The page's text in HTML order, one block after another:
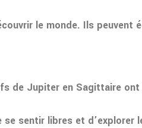
le monde. Ils peuvent
de Jupiter en Sagittaire
sentir libres et d’explorer